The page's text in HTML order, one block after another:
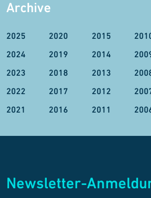
Archive
2025
2024
2023
2022
2021
2020
2019
2018
2017
2016
2015
2014
2013
2012
2011
Newsletter-